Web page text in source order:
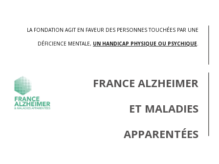
LA FONDATION AGIT EN FAVEUR DES PERSONNES TOUCHÉES PAR UNE
DÉFICIENCE MENTALE, UN HANDICAP PHYSIQUE OU PSYCHIQUE.
FRANCE ALZHEIMER
ET MALADIES
APPARENTÉES